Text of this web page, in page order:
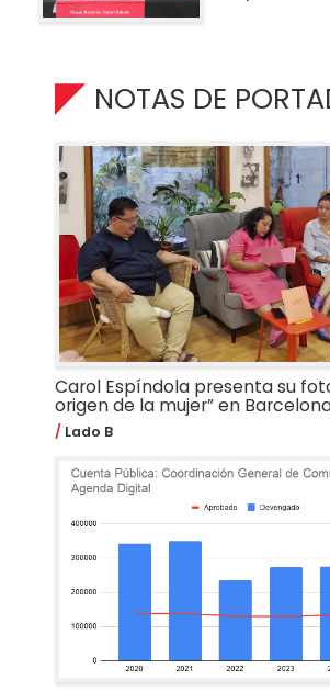
NOTAS DE
Carol Espíndola presenta su
origen de la mujer” en
Lado B